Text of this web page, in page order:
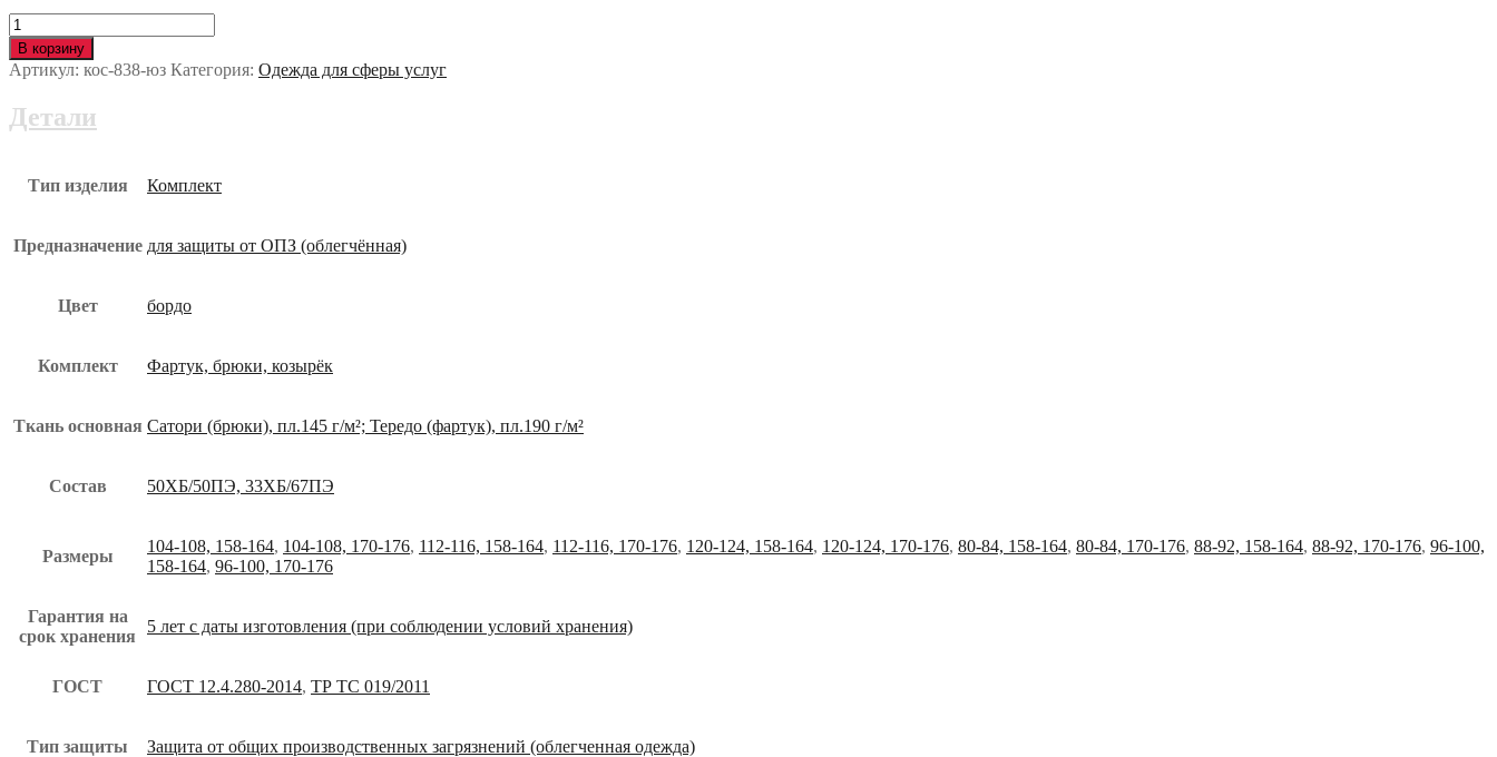
Количество
Униформа
МЕГАПОЛИС
кос-838-
В корзину
Артикул: кос-838-юз Категория: Одежда для сферы услуг
Детали
Тип изделия Комплект
Предназначение для защиты от ОПЗ (облегчённая)
Цвет бордо
Комплект Фартук, брюки, козырёк
Ткань основная Сатори (брюки), пл.145 г/м²; Тередо (фартук), пл.190 г/м²
Состав 50ХБ/50ПЭ, 33ХБ/67ПЭ
Размеры
104-108, 158-164, 104-108, 170-176, 112-116, 158-164, 112-116, 170-176, 120-124, 158-164, 120-124, 170-176, 80-84, 158-164, 80-84, 170-176, 88-92, 158-164, 88-92, 170-176, 96-100,
158-164, 96-100, 170-176
Гарантия на
срок хранения
5 лет с даты изготовления (при соблюдении условий хранения)
ГОСТ ГОСТ 12.4.280-2014, ТР ТС 019/2011
Тип защиты Защита от общих производственных загрязнений (облегченная одежда)